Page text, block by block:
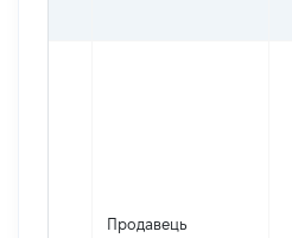
Продавець